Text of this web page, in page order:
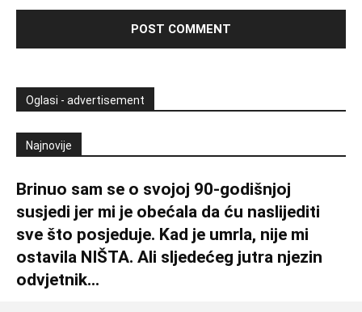
Oglasi - advertisement
Najnovije
Brinuo sam se o svojoj 90-godišnjoj
susjedi jer mi je obećala da ću naslijediti
sve što posjeduje. Kad je umrla, nije mi
ostavila NIŠTA. Ali sljedećeg jutra njezin
odvjetnik...